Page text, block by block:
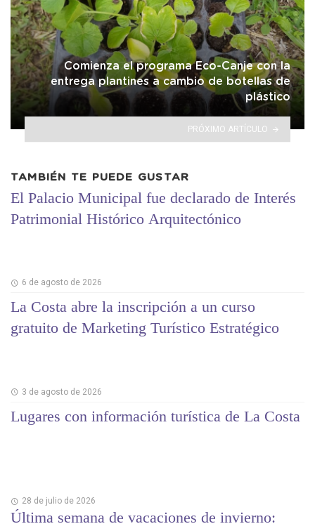
Comienza el programa Eco-Canje con la
entrega plantines a cambio de botellas de
plástico
PRÓXIMO ARTÍCULO
TAMBIÉN TE PUEDE GUSTAR
El Palacio Municipal fue declarado de Interés
Patrimonial Histórico Arquitectónico
6 de agosto de 2026
La Costa abre la inscripción a un curso
gratuito de Marketing Turístico Estratégico
3 de agosto de 2026
Lugares con información turística de La Costa
28 de julio de 2026
Última semana de vacaciones de invierno: